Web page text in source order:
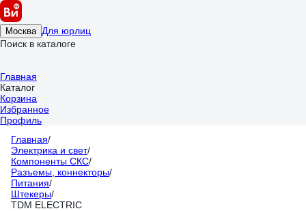
Москва Для юрлиц
Поиск в каталоге
Главная
Каталог
Корзина
Избранное
Профиль
Главная/
Электрика и свет/
Компоненты СКС/
Разъемы, коннекторы/
Питания/
Штекеры/
TDM ELECTRIC